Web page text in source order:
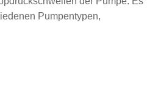
Pumpentypen,